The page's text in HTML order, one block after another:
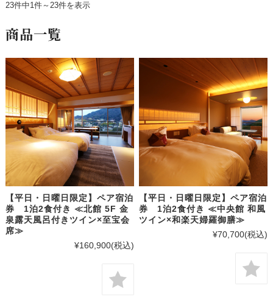
23件中1件～23件を表示
商品一覧
【平日・日曜日限定】ペア宿泊
券 1泊2食付き ≪北館 5F 金
泉露天風呂付きツイン×至宝会
席≫
¥160,900(税込)
【平日・日曜日限定】ペア宿泊
券 1泊2食付き ≪中央館 和風
ツイン×和楽天婦羅御膳≫
¥70,700(税込)